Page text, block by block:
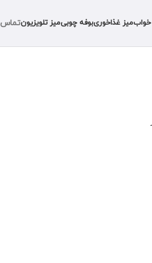
میز غذاخوریبوفه چوبیمیز تلویزیونتماس